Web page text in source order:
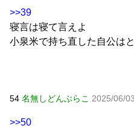
>>39
寝言は寝て言えよ
小泉米で持ち直した自公は
54 名無しどんぶらこ 2025/06/
>>50